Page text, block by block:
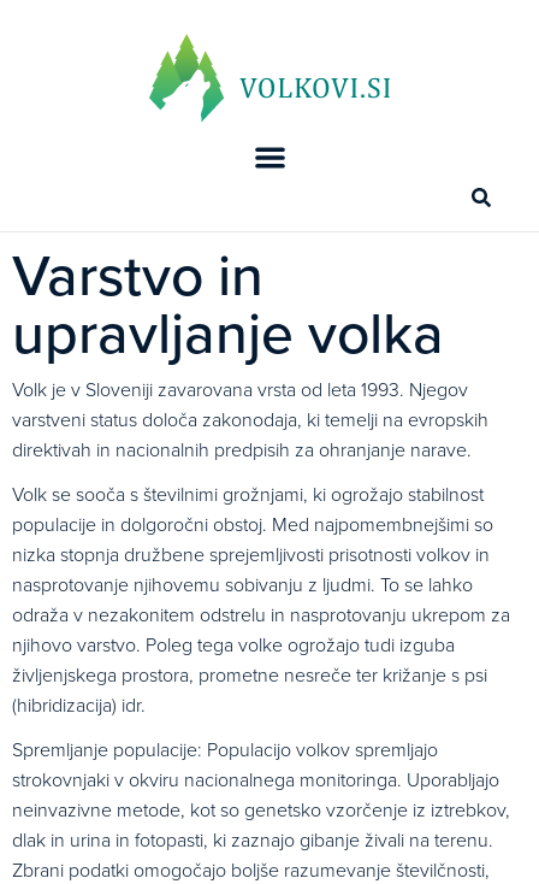
Varstvo in
upravljanje volka
Volk je v Sloveniji zavarovana vrsta od leta 1993. Njegov
varstveni status določa zakonodaja, ki temelji na evropskih
direktivah in nacionalnih predpisih za ohranjanje narave.
Volk se sooča s številnimi grožnjami, ki ogrožajo stabilnost
populacije in dolgoročni obstoj. Med najpomembnejšimi so
nizka stopnja družbene sprejemljivosti prisotnosti volkov in
nasprotovanje njihovemu sobivanju z ljudmi. To se lahko
odraža v nezakonitem odstrelu in nasprotovanju ukrepom za
njihovo varstvo. Poleg tega volke ogrožajo tudi izguba
življenjskega prostora, prometne nesreče ter križanje s psi
(hibridizacija) idr.
Spremljanje populacije: Populacijo volkov spremljajo
strokovnjaki v okviru nacionalnega monitoringa. Uporabljajo
neinvazivne metode, kot so genetsko vzorčenje iz iztrebkov,
dlak in urina in fotopasti, ki zaznajo gibanje živali na terenu.
Zbrani podatki omogočajo boljše razumevanje številčnosti,